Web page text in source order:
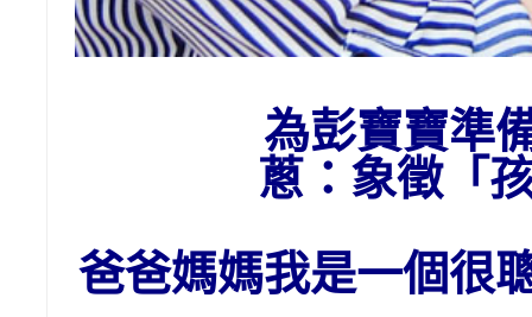
為彭寶寶準
蔥：象徵「
爸爸媽媽我是一個很